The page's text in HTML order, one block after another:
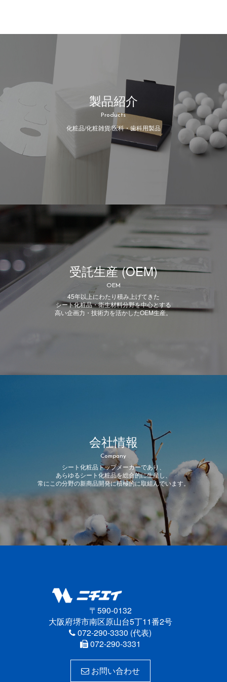
製品紹介
Products
化粧品/化粧雑貨/医科・歯科用製品
受託生産 (OEM)
OEM
45年以上にわたり積み上げてきた
シート化粧品・衛生材料分野を中心とする
高い企画力・技術力を活かしたOEM生産。
会社情報
Company
シート化粧品トップメーカーであり、
あらゆるシート化粧品を総合的に生産し、
常にこの分野の新商品開発に積極的に取組んでいます。
〒590-0132
大阪府堺市南区原山台5丁11番2号
072-290-3330 (代表)
072-290-3331
お問い合わせ